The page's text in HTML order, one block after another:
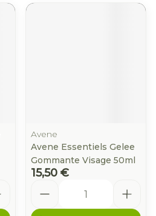
Avene
Avene Essentiels Gelee
Gommante Visage 50ml
15,50 €